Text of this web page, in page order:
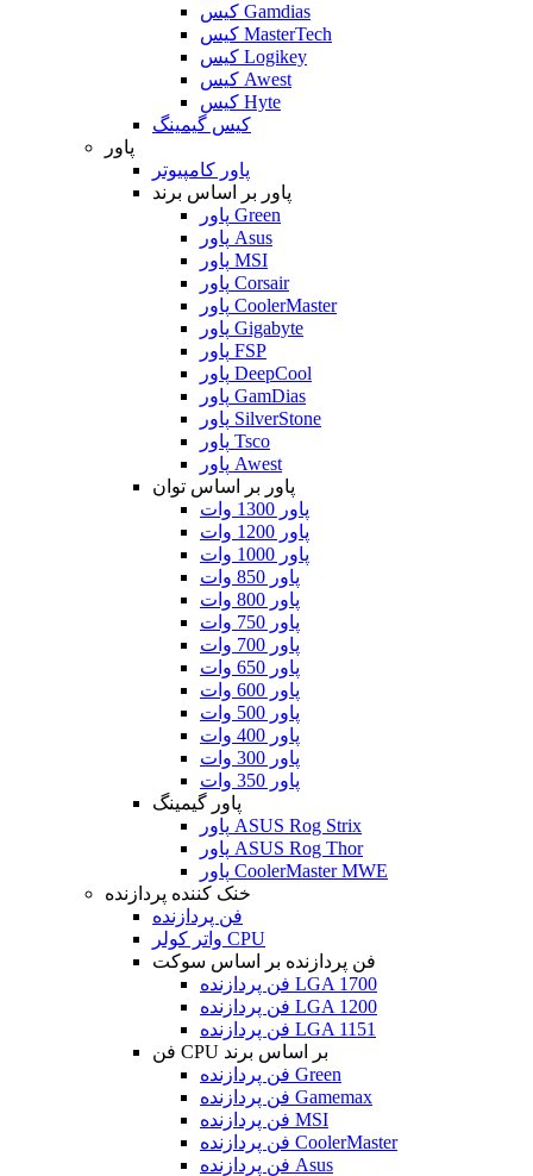
کیس Gamdias
کیس MasterTech
کیس Logikey
کیس Awest
کیس Hyte
کیس گیمینگ
پاور
پاور کامپیوتر
پاور بر اساس برند
پاور Green
پاور Asus
پاور MSI
پاور Corsair
پاور CoolerMaster
پاور Gigabyte
پاور FSP
پاور DeepCool
پاور GamDias
پاور SilverStone
پاور Tsco
پاور Awest
پاور بر اساس توان
پاور 1300 وات
پاور 1200 وات
پاور 1000 وات
پاور 850 وات
پاور 800 وات
پاور 750 وات
پاور 700 وات
پاور 650 وات
پاور 600 وات
پاور 500 وات
پاور 400 وات
پاور 300 وات
پاور 350 وات
پاور گیمینگ
پاور ASUS Rog Strix
پاور ASUS Rog Thor
پاور CoolerMaster MWE
خنک کننده پردازنده
فن پردازنده
واتر کولر CPU
فن پردازنده بر اساس سوکت
فن پردازنده LGA 1700
فن پردازنده LGA 1200
فن پردازنده LGA 1151
فن CPU بر اساس برند
فن پردازنده Green
فن پردازنده Gamemax
فن پردازنده MSI
فن پردازنده CoolerMaster
فن پردازنده Asus